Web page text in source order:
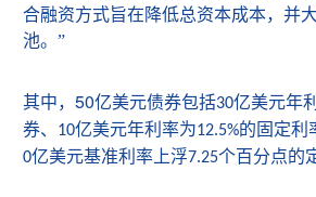
合融资方式旨在降低总资本成本，并
池。 ”
其中， 50亿美元债券包括30亿美元年
券、 10亿美元年利率为12.5%的固定利
0亿美元基准利率上浮7.25个百分点的